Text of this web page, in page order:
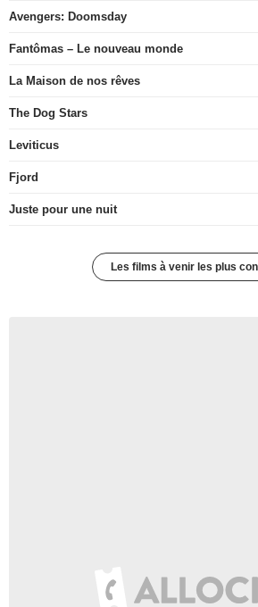
Avengers: Doomsday
Fantômas – Le nouveau monde
La Maison de nos rêves
The Dog Stars
Leviticus
Fjord
Juste pour une nuit
Les films à venir les plus